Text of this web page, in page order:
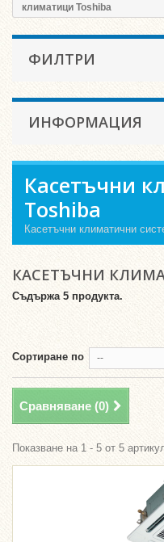
климатици Toshiba
ФИЛТРИ
ИНФОРМАЦИЯ
Касетъчни
Toshiba
Касетъчни климатични
КАСЕТЪЧНИ
Съдържа 5 продукта.
Сортиране по --
Сравняване (0)
Показване на 1 - 5 от 5